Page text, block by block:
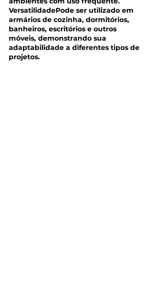
VersatilidadePode ser utilizado em
armários de cozinha, dormitórios,
banheiros, escritórios e outros
móveis, demonstrando sua
adaptabilidade a diferentes tipos de
projetos.